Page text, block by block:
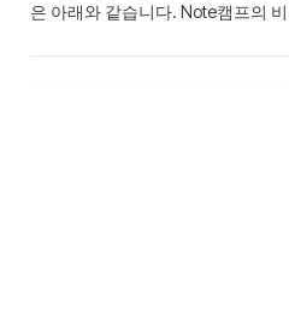
은 아래와 같습니다. Note캠프의